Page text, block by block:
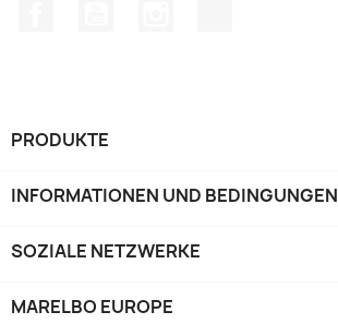
PRODUKTE
INFORMATIONEN UND BEDINGUNGEN
SOZIALE NETZWERKE
MARELBO EUROPE